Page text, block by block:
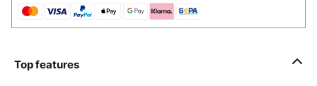
Top features